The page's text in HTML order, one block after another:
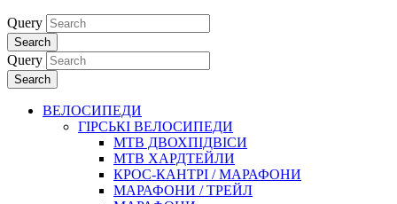
Query
Search
Query
Search
ВЕЛОСИПЕДИ
ГІРСЬКІ ВЕЛОСИПЕДИ
MTB ДВОХПIДВIСИ
MTB ХАРДТЕЙЛИ
КРОС-КАНТРI / МАРАФОНИ
МАРАФОНИ / ТРЕЙЛ